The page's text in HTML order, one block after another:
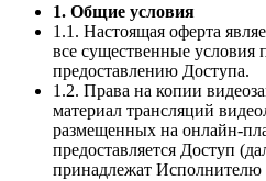
1. Общие условия
1.1. Настоящая оферта
все существенные условия
предоставлению Доступа.
1.2. Права на копии
материал трансляций
размещенных на онлайн-
предоставляется Доступ
принадлежат Исполнителю